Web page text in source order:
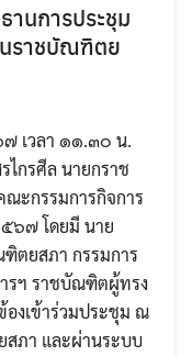
นการประชุม
ราชบัณฑิตย
เวลา ๑๑.๓๐ น.
กรศีล นายกราช
ะกรรมการกิจการ
๖๗ โดยมี นาย
ตยสภา กรรมการ
รฯ ราชบัณฑิตผู้ทรง
งเข้าร่วมประชุม ณ
ภา และผ่านระบบ